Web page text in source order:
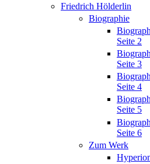
Friedrich Hölderlin
Biographie
Seite 2
Seite 3
Seite 4
Seite 5
Seite 6
Zum Werk